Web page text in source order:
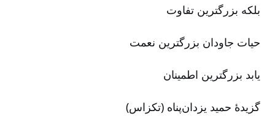
بلکه‌ بزرگترین تفاوت
حیات جاودان‌ بزرگترین نعمت‌
یابد بزرگترین اطمینان‌
گزیدۀ حمید یزدان‌پناه (تکزاس‌)